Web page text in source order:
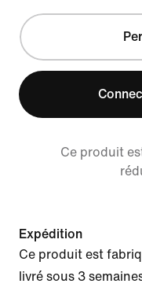
Ce produit
Expédition
Ce produit est
livré sous 3